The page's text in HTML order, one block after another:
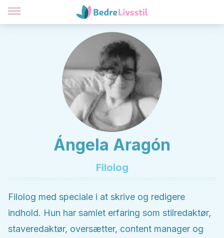
Ángela Aragón
Filolog
Filolog med speciale i at skrive og redigere
indhold. Hun har samlet erfaring som stilredaktør,
staveredaktør, oversætter, content manager og